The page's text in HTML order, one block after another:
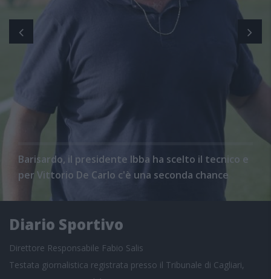
Barisardo, il presidente Ibba ha scelto il tecnico e
per Vittorio De Carlo c'è una seconda chance
Diario Sportivo
Direttore Responsabile Fabio Salis
Testata giornalistica registrata presso il Tribunale di Cagliari,